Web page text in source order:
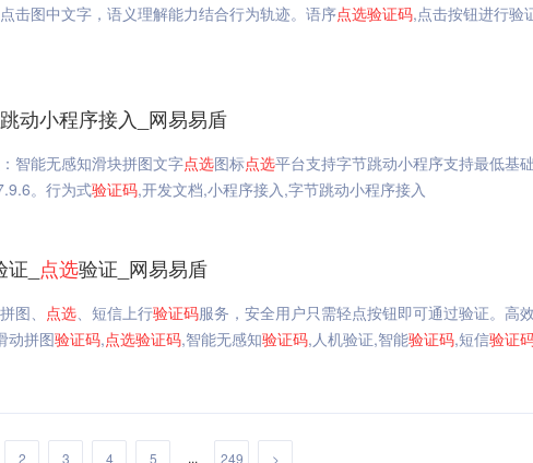
击图中文字，语义理解能力结合行为轨迹。语序点选验证码,点击按钮进行验
动小程序接入_网易易盾
智能无感知滑块拼图文字点选图标点选平台支持字节跳动小程序支持最低基
。行为式验证码,开发文档,小程序接入,字节跳动小程序接入
_ 点选验证_网易易盾
图、 点选、短信上行验证码服务，安全用户只需轻点按钮即可通过验证。高
动拼图验证码,点选验证码,智能无感知验证码,人机验证,智能验证码,短信验证
2 3 4 5 ... 249 >